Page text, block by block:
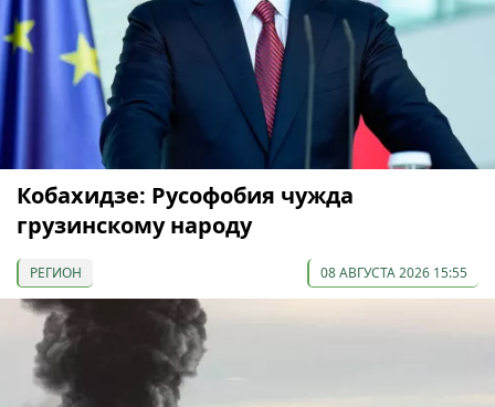
Кобахидзе: Русофобия чужда
грузинскому народу
РЕГИОН 08 АВГУСТА 2026 15:55